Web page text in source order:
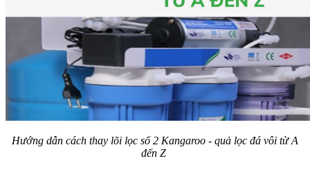
Hướng dẫn cách thay lõi lọc số 2 Kangaroo - quả lọc đá vôi từ A
đến Z